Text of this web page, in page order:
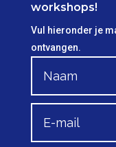
workshops!
Vul hieronder je
ontvangen.